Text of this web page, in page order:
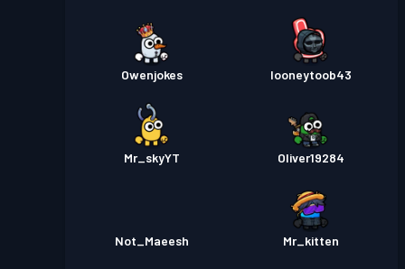
Owenjokes looneytoob43
Mr_skyYT Oliver19284
Not_Maeesh Mr_kitten